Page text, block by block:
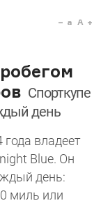
a A
Спорткупе
день
владеет
Blue. Он
день:
миль или